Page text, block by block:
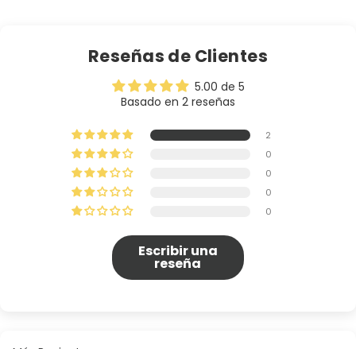
Reseñas de Clientes
5.00 de 5
Basado en 2 reseñas
2
0
0
0
0
Escribir una
reseña